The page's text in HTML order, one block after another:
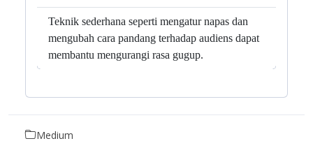
Teknik sederhana seperti mengatur napas dan
mengubah cara pandang terhadap audiens dapat
membantu mengurangi rasa gugup.
Medium